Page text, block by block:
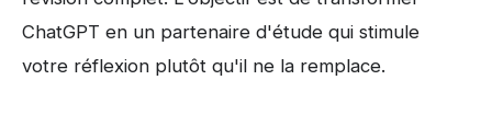
ChatGPT en un partenaire d'étude qui stimule
votre réflexion plutôt qu'il ne la remplace.